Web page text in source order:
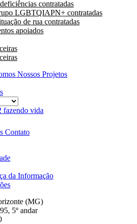
contratadas
LGBTQIAPN+ contratadas
de rua contratadas
apoiados
Nossos Projetos
fazendo vida
Contato
da Informação
(MG)
5º andar